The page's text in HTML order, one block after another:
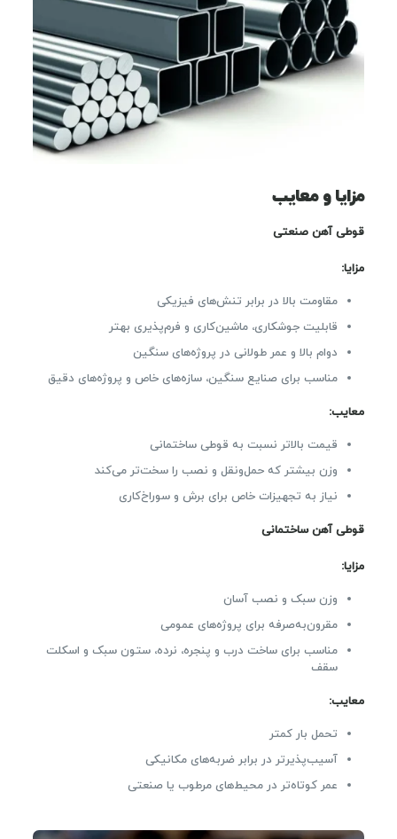
مزایا و معایب
قوطی آهن صنعتی
مزایا:
مقاومت بالا در برابر تنش‌های فیزیکی
قابلیت جوشکاری، ماشین‌کاری و فرم‌پذیری بهتر
دوام بالا و عمر طولانی در پروژه‌های سنگین
مناسب برای صنایع سنگین، سازه‌های خاص و پروژه‌های دقیق
معایب:
قیمت بالاتر نسبت به قوطی ساختمانی
وزن بیشتر که حمل‌ونقل و نصب را سخت‌تر می‌کند
نیاز به تجهیزات خاص برای برش و سوراخ‌کاری
قوطی آهن ساختمانی
مزایا:
وزن سبک و نصب آسان
مقرون‌به‌صرفه برای پروژه‌های عمومی
مناسب برای ساخت درب و پنجره، نرده، ستون سبک و اسکلت
سقف
معایب:
تحمل بار کمتر
آسیب‌پذیرتر در برابر ضربه‌های مکانیکی
عمر کوتاه‌تر در محیط‌های مرطوب یا صنعتی